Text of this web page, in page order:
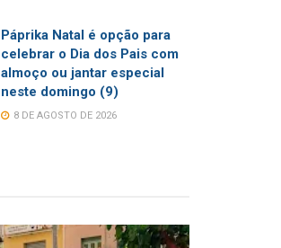
Páprika Natal é opção para
celebrar o Dia dos Pais com
almoço ou jantar especial
neste domingo (9)
8 DE AGOSTO DE 2026